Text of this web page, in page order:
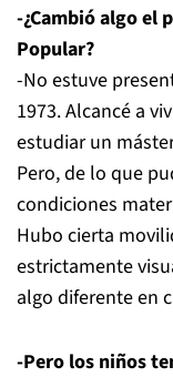
-¿Cambió algo el
Popular?
-No estuve
1973. Alcancé a
estudiar un
Pero, de lo que
condiciones
Hubo cierta
estrictamente
algo diferente en
-Pero los niños